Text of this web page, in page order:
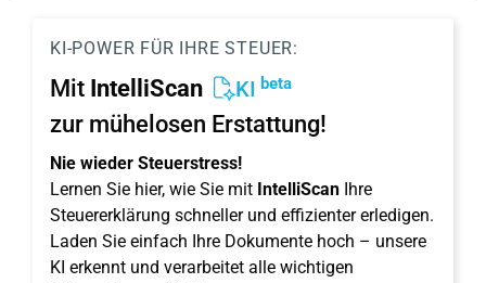
KI-POWER FÜR IHRE STEUER:
Mit IntelliScan KI beta
zur mühelosen Erstattung!
Nie wieder Steuerstress!
Lernen Sie hier, wie Sie mit IntelliScan Ihre
Steuererklärung schneller und effizienter erledigen.
Laden Sie einfach Ihre Dokumente hoch – unsere
KI erkennt und verarbeitet alle wichtigen